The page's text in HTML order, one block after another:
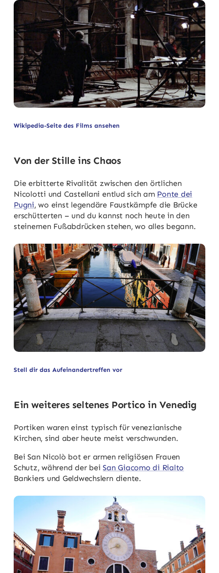
Wikipedia-Seite des Films ansehen
Von der Stille ins Chaos
Die erbitterte Rivalität zwischen den örtlichen
Nicolotti und Castellani entlud sich am Ponte dei
Pugni, wo einst legendäre Faustkämpfe die Brücke
erschütterten – und du kannst noch heute in den
steinernen Fußabdrücken stehen, wo alles begann.
Stell dir das Aufeinandertreffen vor
Ein weiteres seltenes Portico in Venedig
Portiken waren einst typisch für venezianische
Kirchen, sind aber heute meist verschwunden.
Bei San Nicolò bot er armen religiösen Frauen
Schutz, während der beiSan Giacomo di Rialto
Bankiers und Geldwechslern diente.